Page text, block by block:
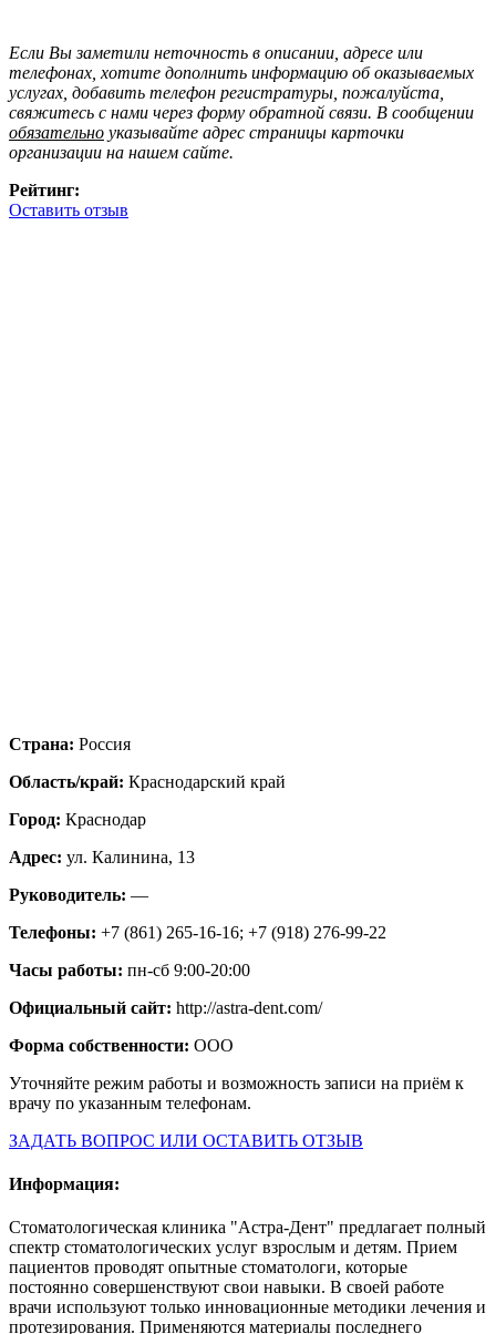
Если Вы заметили неточность в описании, адресе или
телефонах, хотите дополнить информацию об оказываемых
услугах, добавить телефон регистратуры, пожалуйста,
свяжитесь с нами через форму обратной связи. В сообщении
обязательно указывайте адрес страницы карточки
организации на нашем сайте.
Рейтинг:
Оставить отзыв
Страна: Россия
Область/край: Краснодарский край
Город: Краснодар
Адрес: ул. Калинина, 13
Руководитель: —
Телефоны: +7 (861) 265-16-16; +7 (918) 276-99-22
Часы работы: пн-сб 9:00-20:00
Официальный сайт: http://astra-dent.com/
Форма собственности: ООО
Уточняйте режим работы и возможность записи на приём к
врачу по указанным телефонам.
ЗАДАТЬ ВОПРОС ИЛИ ОСТАВИТЬ ОТЗЫВ
Информация:
Стоматологическая клиника "Астра-Дент" предлагает полный
спектр стоматологических услуг взрослым и детям. Прием
пациентов проводят опытные стоматологи, которые
постоянно совершенствуют свои навыки. В своей работе
врачи используют только инновационные методики лечения и
протезирования. Применяются материалы последнего